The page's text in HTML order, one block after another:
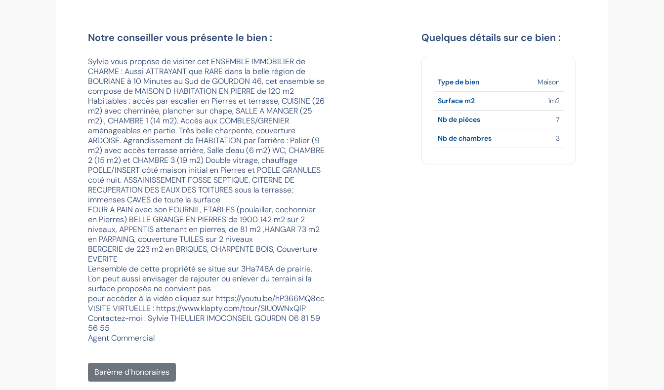
Notre conseiller vous présente le bien :
Sylvie vous propose de visiter cet ENSEMBLE IMMOBILIER de
CHARME : Aussi ATTRAYANT que RARE dans la belle région de
BOURIANE à 10 Minutes au Sud de GOURDON 46, cet ensemble se
compose de MAISON D HABITATION EN PIERRE de 120 m2
Habitables : accès par escalier en Pierres et terrasse, CUISINE (26
m2) avec cheminée, plancher sur chape, SALLE A MANGER (25
m2) , CHAMBRE 1 (14 m2). Accès aux COMBLES/GRENIER
aménageables en partie. Très belle charpente, couverture
ARDOISE. Agrandissement de l'HABITATION par l'arrière : Palier (9
m2) avec accès terrasse arrière, Salle d'eau (6 m2) WC, CHAMBRE
2 (15 m2) et CHAMBRE 3 (19 m2) Double vitrage, chauffage
POELE/INSERT côté maison initial en Pierres et POELE GRANULES
coté nuit. ASSAINISSEMENT FOSSE SEPTIQUE. CITERNE DE
RECUPERATION DES EAUX DES TOITURES sous la terrasse;
immenses CAVES de toute la surface
FOUR A PAIN avec son FOURNIL, ETABLES (poulailler, cochonnier
en Pierres) BELLE GRANGE EN PIERRES de 1900 142 m2 sur 2
niveaux, APPENTIS attenant en pierres, de 81 m2 ,HANGAR 73 m2
en PARPAING, couverture TUILES sur 2 niveaux
BERGERIE de 223 m2 en BRIQUES, CHARPENTE BOIS, Couverture
EVERITE
L'ensemble de cette propriété se situe sur 3Ha748A de prairie.
L'on peut aussi envisager de rajouter ou enlever du terrain si la
surface proposée ne convient pas
pour accéder à la vidéo cliquez sur https://youtu.be/hP366MQ8cc
VISITE VIRTUELLE : https://www.klapty.com/tour/SIU0WNxQIP
Contactez-moi : Sylvie THEULIER IMOCONSEIL GOURDN 06 81 59
56 55
Agent Commercial
Quelques détails sur ce bien :
Type de bien Maison
Surface m2 1m2
Nb de pièces 7
Nb de chambres 3
Barème d'honoraires